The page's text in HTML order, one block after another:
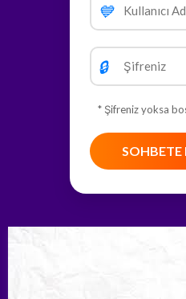
💙
🔒
* Şifreniz yoksa
SOHBETE